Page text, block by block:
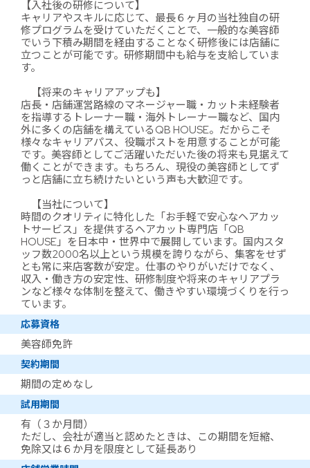
【入社後の研修について】
キャリアやスキルに応じて、最長６ヶ月の当社独自の研
修プログラムを受けていただくことで、一般的な美容師
でいう下積み期間を経由することなく研修後には店舗に
立つことが可能です。研修期間中も給与を支給していま
す。
【将来のキャリアアップも】
店長・店舗運営路線のマネージャー職・カット未経験者
を指導するトレーナー職・海外トレーナー職など、国内
外に多くの店舗を構えているQB HOUSE。だからこそ
様々なキャリアパス、役職ポストを用意することが可能
です。美容師としてご活躍いただいた後の将来も見据えて
働くことができます。もちろん、現役の美容師としてず
っと店舗に立ち続けたいという声も大歓迎です。
【当社について】
時間のクオリティに特化した「お手軽で安心なヘアカッ
トサービス」を提供するヘアカット専門店「QB
HOUSE」を日本中・世界中で展開しています。国内スタ
ッフ数2000名以上という規模を誇りながら、集客をせず
とも常に来店客数が安定。仕事のやりがいだけでなく、
収入・働き方の安定性、研修制度や将来のキャリアプラ
ンなど様々な体制を整えて、働きやすい環境づくりを行っ
ています。
応募資格
美容師免許
契約期間
期間の定めなし
試用期間
有（３か月間）
ただし、会社が適当と認めたときは、この期間を短縮、
免除又は６か月を限度として延長あり